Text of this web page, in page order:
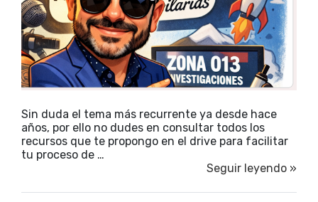
Sin duda el tema más recurrente ya desde hace
años, por ello no dudes en consultar todos los
recursos que te propongo en el drive para facilitar
tu proceso de …
Seguir leyendo »